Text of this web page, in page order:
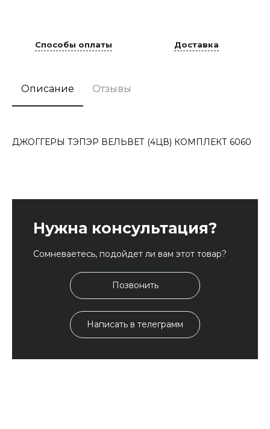
Способы оплаты Доставка
Описание Отзывы
ДЖОГГЕРЫ ТЭПЭР ВЕЛЬВЕТ (4ЦВ) КОМПЛЕКТ 6060
Нужна консультация?
Сомневаетесь, подойдет ли вам этот товар?
Позвонить
Написать в телеграмм